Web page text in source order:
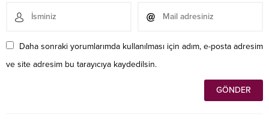
Daha sonraki yorumlarımda kullanılması için adım, e-posta adresim
ve site adresim bu tarayıcıya kaydedilsin.